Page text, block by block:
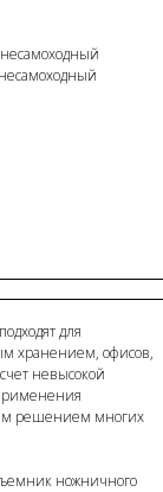
для
хранением, офисов,
невысокой
решением многих
ножничного